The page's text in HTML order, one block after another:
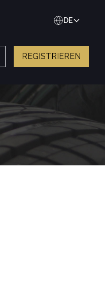
REGISTRIEREN
DE